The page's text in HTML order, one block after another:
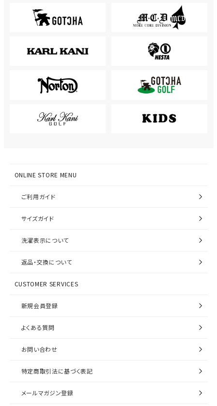
ONLINE STORE MENU
ご利用ガイド
サイズガイド
洗濯表示について
返品・交換について
CUSTOMER SERVICES
新規会員登録
よくある質問
お問い合わせ
特定商取引法に基づく表記
メールマガジン登録